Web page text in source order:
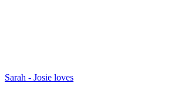
Sarah - Josie loves